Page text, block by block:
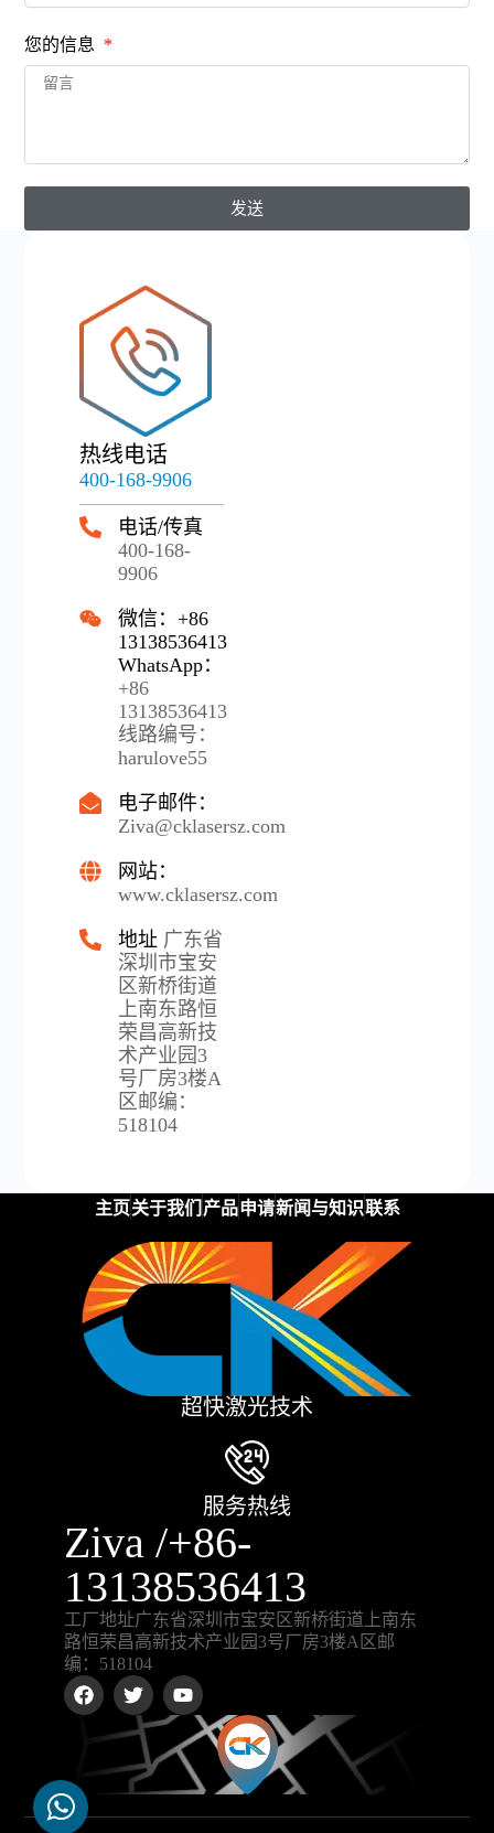
您的信息
发送
热线电话
400-168-9906
电话/传真
400-168-
9906
微信：+86
13138536413
WhatsApp：
+86
13138536413
线路编号：
harulove55
电子邮件：
Ziva@cklasersz.com
网站：
www.cklasersz.com
地址 广东省
深圳市宝安
区新桥街道
上南东路恒
荣昌高新技
术产业园3
号厂房3楼A
区邮编：
518104
主页关于我们 产品申请新闻与知识联系
超快激光技术
服务热线
Ziva /+86-
13138536413
工厂地址广东省深圳市宝安区新桥街道上南东
路恒荣昌高新技术产业园3号厂房3楼A区邮
编：518104